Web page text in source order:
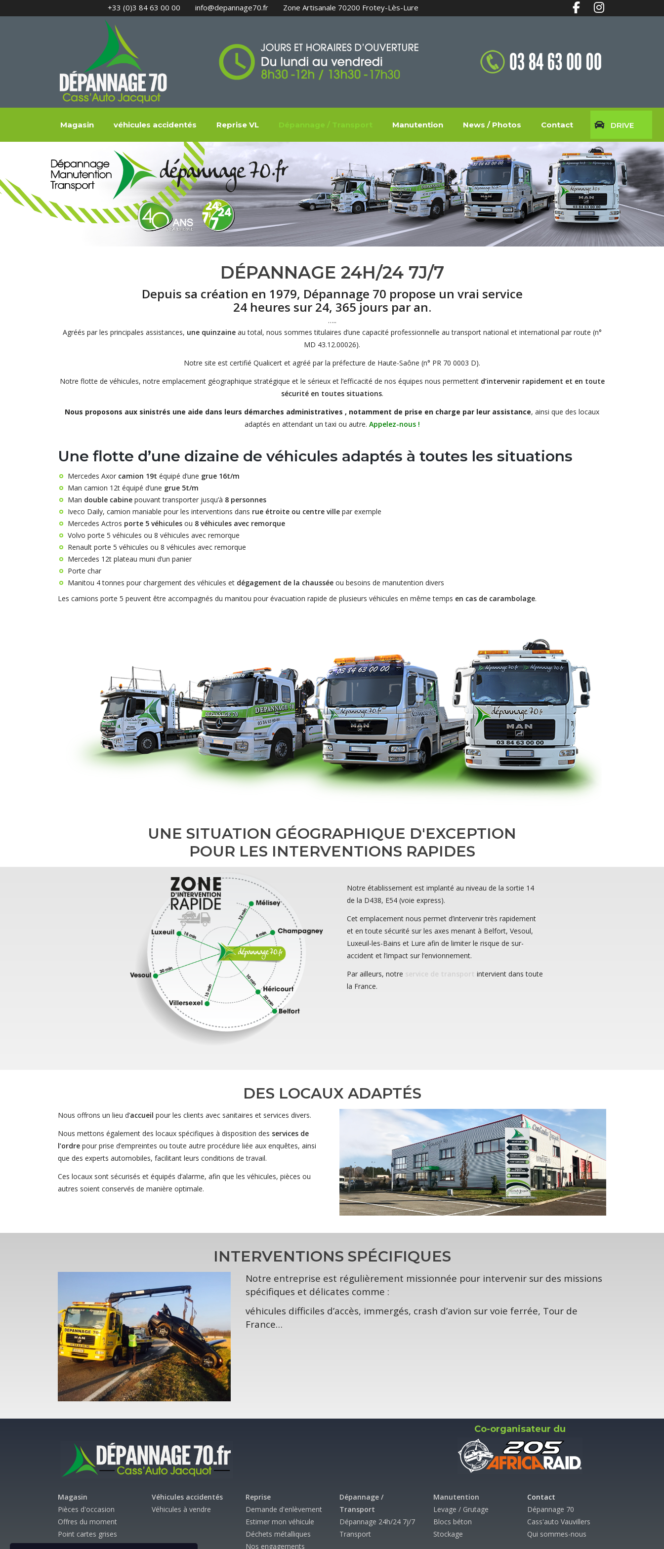
+33 (0)3 84 63 00 00 info@depannage70.fr Zone Artisanale 70200 Frotey-Lès-Lure
Magasin véhicules accidentés Reprise VL Dépannage / Transport Manutention News / Photos Contact DRIVE
DÉPANNAGE 24H/24 7J/7
Depuis sa création en 1979, Dépannage 70 propose un vrai service
24 heures sur 24, 365 jours par an.
…..
Agréés par les principales assistances, une quinzaineau total, nous sommes titulaires d’une capacité professionnelle au transport national et international par route (n°
MD 43.12.00026).
Notre site est certifié Qualicert et agréé par la préfecture de Haute-Saône (n° PR 70 0003 D).
Notre flotte de véhicules, notre emplacement géographique stratégique et le sérieux et l’efficacité de nos équipes nous permettent d’intervenir rapidement et en toute
sécurité en toutes situations.
Nous proposons aux sinistrés une aide dans leurs démarches administratives , notamment de prise en charge par leur assistance, ainsi que des locaux
adaptés en attendant un taxi ou autre. Appelez-nous !
Une flotte d’une dizaine de véhicules adaptés à toutes les situations
Mercedes Axor camion 19t équipé d’une grue 16t/m
Man camion 12t équipé d’une grue 5t/m
Man double cabine pouvant transporter jusqu’à 8 personnes
Iveco Daily, camion maniable pour les interventions dans rue étroite ou centre ville par exemple
Mercedes Actros porte 5 véhicules ou 8 véhicules avec remorque
Volvo porte 5 véhicules ou 8 véhicules avec remorque
Renault porte 5 véhicules ou 8 véhicules avec remorque
Mercedes 12t plateau muni d’un panier
Porte char
Manitou 4 tonnes pour chargement des véhicules et dégagement de la chaussée ou besoins de manutention divers
Les camions porte 5 peuvent être accompagnés du manitou pour évacuation rapide de plusieurs véhicules en même temps en cas de carambolage.
UNE SITUATION GÉOGRAPHIQUE D'EXCEPTION
POUR LES INTERVENTIONS RAPIDES
Notre établissement est implanté au niveau de la sortie 14
de la D438, E54 (voie express).
Cet emplacement nous permet d’intervenir très rapidement
et en toute sécurité sur les axes menant à Belfort, Vesoul,
Luxeuil-les-Bains et Lure afin de limiter le risque de sur-
accident et l’impact sur l’envionnement.
Par ailleurs, notre service de transport intervient dans toute
la France.
DES LOCAUX ADAPTÉS
Nous offrons un lieu d’accueil pour les clients avec sanitaires et services divers.
Nous mettons également des locaux spécifiques à disposition des services de
l’ordre pour prise d’empreintes ou toute autre procédure liée aux enquêtes, ainsi
que des experts automobiles, facilitant leurs conditions de travail.
Ces locaux sont sécurisés et équipés d’alarme, afin que les véhicules, pièces ou
autres soient conservés de manière optimale.
INTERVENTIONS SPÉCIFIQUES
Notre entreprise est régulièrement missionnée pour intervenir sur des missions
spécifiques et délicates comme :
véhicules difficiles d’accès, immergés, crash d’avion sur voie ferrée, Tour de
France…
Co-organisateur du
Magasin
Pièces d'occasion
Offres du moment
Point cartes grises
Cass'auto Vauvillers
Véhicules accidentés
Véhicules à vendre
Reprise
Demande d'enlèvement
Estimer mon véhicule
Déchets métalliques
Nos engagements
Dépannage /
Transport
Dépannage 24h/24 7j/7
Transport
Manutention
Levage / Grutage
Blocs béton
Stockage
Contact
Dépannage 70
Cass'auto Vauvillers
Qui sommes-nous